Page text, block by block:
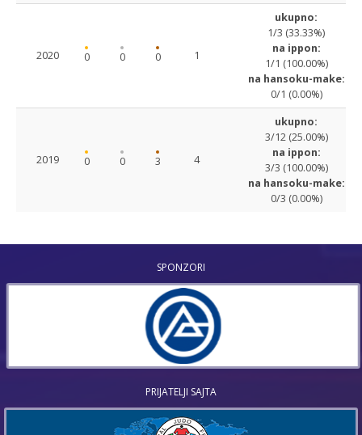
2020 0 0 0 1
ukupno:
1/3 (33.33%)
na ippon:
1/1 (100.00%)
na hansoku-make:
0/1 (0.00%)
2019 0 0 3 4
ukupno:
3/12 (25.00%)
na ippon:
3/3 (100.00%)
na hansoku-make:
0/3 (0.00%)
SPONZORI
PRIJATELJI SAJTA